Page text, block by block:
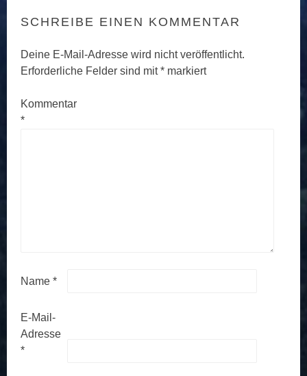
SCHREIBE EINEN KOMMENTAR
Deine E-Mail-Adresse wird nicht veröffentlicht.
Erforderliche Felder sind mit* markiert
Kommentar
*
Name*
E-Mail-
Adresse
*